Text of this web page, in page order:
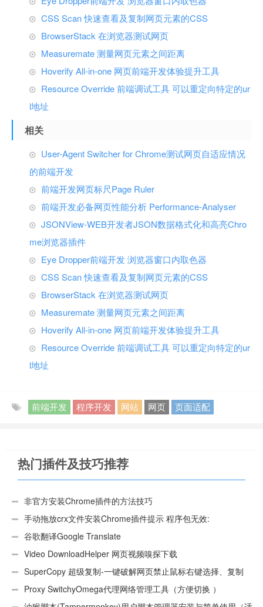
CSS Scan 快速查看及复制网页元素的CSS
BrowserStack 在浏览器测试网页
Measuremate 测量网页元素之间距离
Hoverify All-in-one 网页前端开发体验提升工具
Resource Override 前端调试工具 可以重定向特定的ur
l地址
相关
User-Agent Switcher for Chrome测试网页自适应情况
的前端开发
前端开发网页标尺Page Ruler
前端开发必备网页性能分析 Performance-Analyser
JSONView-WEB开发者JSON数据格式化和高亮Chro
me浏览器插件
Eye Dropper前端开发 浏览器窗口内取色器
CSS Scan 快速查看及复制网页元素的CSS
BrowserStack 在浏览器测试网页
Measuremate 测量网页元素之间距离
Hoverify All-in-one 网页前端开发体验提升工具
Resource Override 前端调试工具 可以重定向特定的ur
l地址
前端开发 程序开发 网站 网页 页面适配
热门插件及技巧推荐
非官方安装Chrome插件的方法技巧
手动拖放crx文件安装Chrome插件提示 程序包无效:
“CEX_HEADER_INVALID”的解决办法
谷歌翻译Google Translate
Video DownloadHelper 网页视频嗅探下载
SuperCopy 超级复制-一键破解网页禁止鼠标右键选择、复制
Proxy SwitchyOmega代理网络管理工具（方便切换 ）